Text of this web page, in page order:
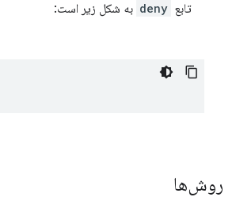
تابع deny به شکل زیر است:
روش‌ها